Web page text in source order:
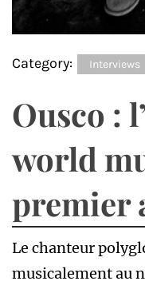
Category: Interviews
Ousco :
world
premier
Le chanteur
musicalement au